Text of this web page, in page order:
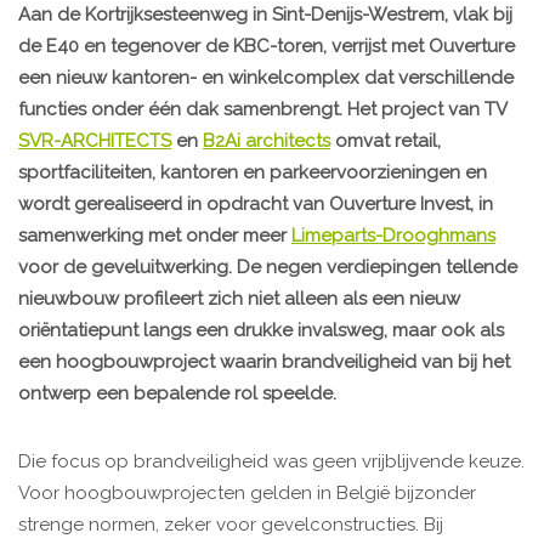
Aan de Kortrijksesteenweg in Sint-Denijs-Westrem, vlak bij
de E40 en tegenover de KBC-toren, verrijst met Ouverture
een nieuw kantoren- en winkelcomplex dat verschillende
functies onder één dak samenbrengt. Het project van TV
SVR-ARCHITECTSen B2Ai architectsomvat retail,
sportfaciliteiten, kantoren en parkeervoorzieningen en
wordt gerealiseerd in opdracht van Ouverture Invest, in
samenwerking met onder meer Limeparts-Drooghmans
voor de geveluitwerking. De negen verdiepingen tellende
nieuwbouw profileert zich niet alleen als een nieuw
oriëntatiepunt langs een drukke invalsweg, maar ook als
een hoogbouwproject waarin brandveiligheid van bij het
ontwerp een bepalende rol speelde.
Die focus op brandveiligheid was geen vrijblijvende keuze.
Voor hoogbouwprojecten gelden in België bijzonder
strenge normen, zeker voor gevelconstructies. Bij